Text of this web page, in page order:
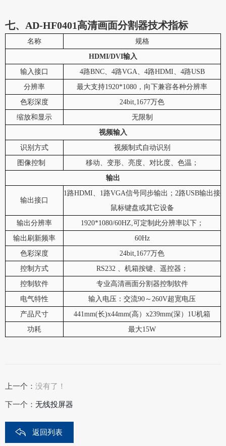
七、AD-HF0401高清画面分割器技术指标
名称
规格
HDMI/DVI输入
输入接口
4路BNC、4路VGA、4路HDMI、4路USB
分辨率
最大支持1920*1080，向下兼容各种分辨率
色彩深度
24bit,1677万色
缩放和显示
无限制
视频输入
识别方式
视频制式自动识别
图像控制
移动、变形、亮度、对比度、色温；
输出
输出接口
1路HDMI、1路VGA信号同步输出；2路USB输出接
鼠标键盘或其它设备
输出分辨率
1920*1080/60HZ,可定制此分辨率以下；
输出刷新频率
60Hz
色彩深度
24bit,1677万色
控制方式
RS232 、机箱按键、遥控器；
控制软件
专业高清画面分割器控制软件
电气特性
输入电压：交流90～260V超宽电压
产品尺寸
441mm(长)x44mm(高）x239mm(深）1U机箱
功耗
最大15W
上一个： 没有了！
下一个： 无线投屏器
返回列表